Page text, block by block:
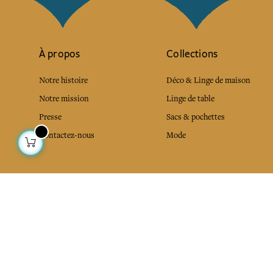
À propos
Notre histoire
Notre mission
Presse
Contactez-nous
Collections
Déco & Linge de maison
Linge de table
Sacs & pochettes
Mode